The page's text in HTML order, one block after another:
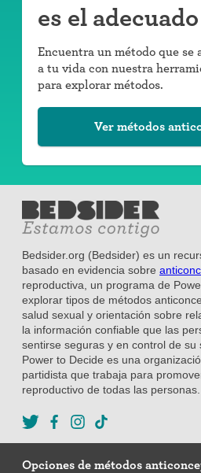
es el
Encuentra un método que se
a tu vida con nuestra
para explorar métodos.
Ver métodos
Bedsider.org (Bedsider) es un
basado en evidencia sobre
reproductiva, un programa de
explorar tipos de métodos
salud sexual y orientación sobre
la información confiable que las
sentirse seguras y en control de su
Power to Decide es una
partidista que trabaja para
reproductivo de todas las personas.
Opciones de métodos